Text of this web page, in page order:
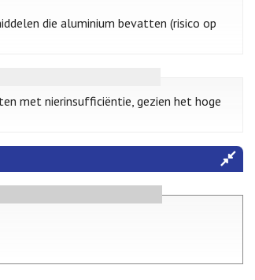
die aluminium bevatten (risico op
met nierinsufficiëntie, gezien het hoge